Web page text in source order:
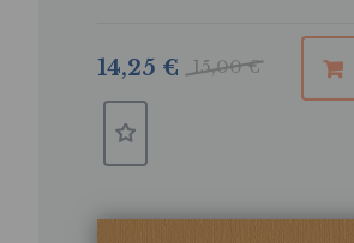
15,00 €
14,25 €